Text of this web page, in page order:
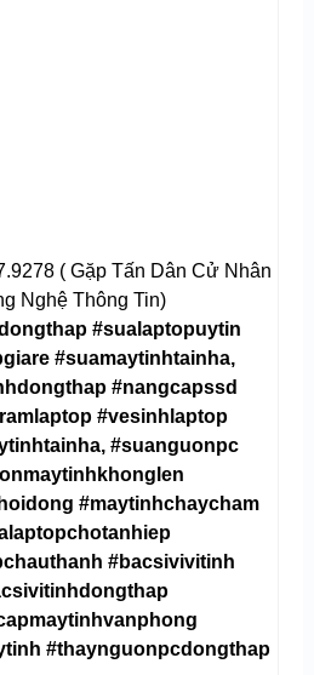
( Gặp Tấn Dân Cử Nhân
Nghệ Thông Tin)
#sualaptopuytin
#suamaytinhtainha,
#nangcapssd
#vesinhlaptop
#suanguonpc
#maytinhchaycham
#bacsivivitinh
#thaynguonpcdongthap